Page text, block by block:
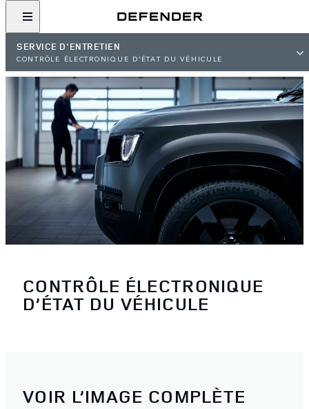
SERVICE D'ENTRETIEN
CONTRÔLE ÉLECTRONIQUE D’ÉTAT DU VÉHICULE
CONTRÔLE ÉLECTRONIQUE
D’ÉTAT DU VÉHICULE
VOIR L’IMAGE COMPLÈTE